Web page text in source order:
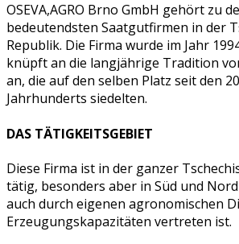
OSEVA,AGRO Brno GmbH gehört zu
bedeutendsten Saatgutfirmen in der
Republik. Die Firma wurde im Jahr
knüpft an die langjährige Tradition
an, die auf den selben Platz seit den
Jahrhunderts siedelten.
DAS TÄTIGKEITSGEBIET
Diese Firma ist in der ganzer
tätig, besonders aber in Süd und
auch durch eigenen agronomischen
Erzeugungskapazitäten vertreten ist.